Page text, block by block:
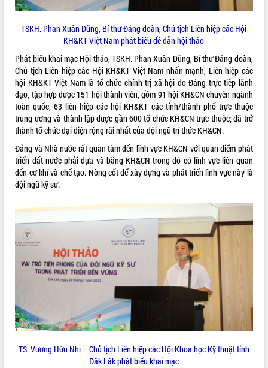
Hội nghị UBND tỉnh Đắk Lắk thường kỳ
Lễ truy tặng danh hiệu “Bà Mẹ Việt
Nam Anh hùng” và trao Huân chương
Lao động
UBND tỉnh Đắk Lắk triển khai nhiệm
vụ 6 tháng cuối năm 2026
Kỳ họp thứ Hai, Hội đồng nhân dân
tỉnh khóa XI quyết nghị nhiều nội dung
quan trọng
Triết thăm, tặng quà người có công với
cách mạng
Rà soát, hoàn thiện hệ thống thiết chế
văn hóa, thể thao đáp ứng yêu cầu
Thường trực HĐND tỉnh Đắk Lắk gặp
mặt Đoàn chuyên gia y tế TP. Hồ Chí
Minh
Lễ truy điệu và an táng hài cốt liệt sĩ
tại Nghĩa trang Liệt sĩ xã Sơn Hòa
Bàn giải pháp tháo gỡ khó khăn trong
xuất khẩu sầu riêng và triển khai quy
định EUDR
Thứ trưởng Bộ Nông nghiệp và Môi
vùng trồng và doanh nghiệp đóng gói
ALBUM ẢNH
LIÊN KẾT WEB
THỐNG KÊ TRUY CẬP
Hôm nay: 1691
66047014
TSKH. Phan Xuân Dũng, Bí thư Đảng đoàn, Chủ tịch Liên hiệp các Hội
KH&KT Việt Nam phát biểu đề dẫn hội thảo
Phát biểu khai mạc Hội thảo, TSKH. Phan Xuân Dũng, Bí thư Đảng đoàn,
Chủ tịch Liên hiệp các Hội KH&KT Việt Nam nhấn mạnh, Liên hiệp các
hội KH&KT Việt Nam là tổ chức chính trị xã hội do Đảng trực tiếp lãnh
đạo, tập hợp được 151 hội thành viên, gồm 91 hội KH&CN chuyên ngành
toàn quốc, 63 liên hiệp các hội KH&KT các tỉnh/thành phố trực thuộc
trung ương và thành lập được gần 600 tổ chức KH&CN trực thuộc; đã trở
thành tổ chức đại diện rộng rãi nhất của đội ngũ trí thức KH&CN.
Đảng và Nhà nước rất quan tâm đến lĩnh vực KH&CN với quan điểm phát
triển đất nước phải dựa và bằng KH&CN trong đó có lĩnh vực liên quan
đến cơ khí và chế tạo. Nòng cốt để xây dựng và phát triển lĩnh vực này là
đội ngũ kỹ sư.
TS. Vương Hữu Nhi – Chủ tịch Liên hiệp các Hội Khoa học Kỹ thuật tỉnh
Đắk Lắk phát biểu khai mạc